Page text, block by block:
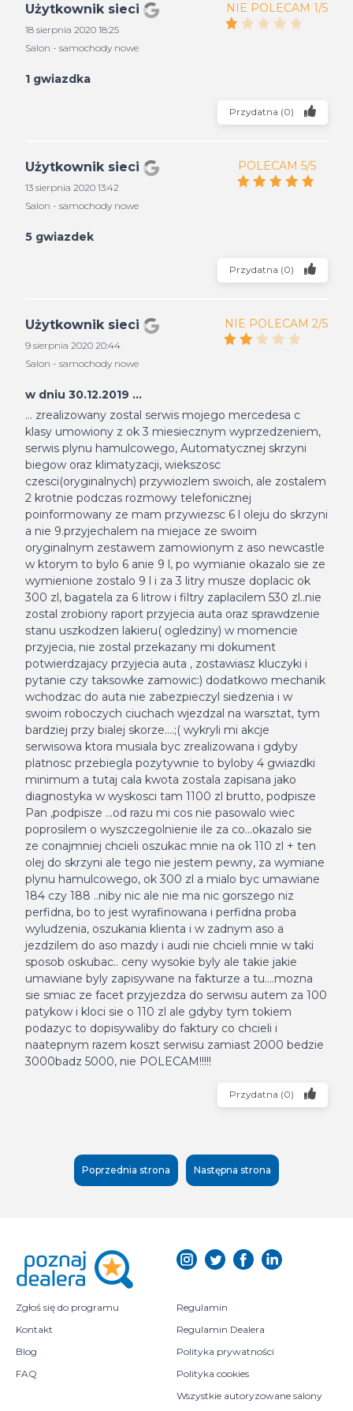
Użytkownik sieci
18 sierpnia 2020 18:25
Salon - samochody nowe
NIE POLECAM 1/5
1 gwiazdka
Przydatna (0)
Użytkownik sieci
13 sierpnia 2020 13:42
Salon - samochody nowe
POLECAM 5/5
5 gwiazdek
Przydatna (0)
Użytkownik sieci
9 sierpnia 2020 20:44
Salon - samochody nowe
NIE POLECAM 2/5
w dniu 30.12.2019 ...
... zrealizowany zostal serwis mojego mercedesa c
klasy umowiony z ok 3 miesiecznym wyprzedzeniem,
serwis plynu hamulcowego, Automatycznej skrzyni
biegow oraz klimatyzacji, wiekszosc
czesci(oryginalnych) przywiozlem swoich, ale zostalem
2 krotnie podczas rozmowy telefonicznej
poinformowany ze mam przywiezsc 6 l oleju do skrzyni
a nie 9.przyjechalem na miejace ze swoim
oryginalnym zestawem zamowionym z aso newcastle
w ktorym to bylo 6 anie 9 l, po wymianie okazalo sie ze
wymienione zostalo 9 l i za 3 litry musze doplacic ok
300 zl, bagatela za 6 litrow i filtry zaplacilem 530 zl..nie
zostal zrobiony raport przyjecia auta oraz sprawdzenie
stanu uszkodzen lakieru( ogledziny) w momencie
przyjecia, nie zostal przekazany mi dokument
potwierdzajacy przyjecia auta , zostawiasz kluczyki i
pytanie czy taksowke zamowic:) dodatkowo mechanik
wchodzac do auta nie zabezpieczyl siedzenia i w
swoim roboczych ciuchach wjezdzal na warsztat, tym
bardziej przy bialej skorze....;( wykryli mi akcje
serwisowa ktora musiala byc zrealizowana i gdyby
platnosc przebiegla pozytywnie to byloby 4 gwiazdki
minimum a tutaj cala kwota zostala zapisana jako
diagnostyka w wyskosci tam 1100 zl brutto, podpisze
Pan ,podpisze ...od razu mi cos nie pasowalo wiec
poprosilem o wyszczegolnienie ile za co...okazalo sie
ze conajmniej chcieli oszukac mnie na ok 110 zl + ten
olej do skrzyni ale tego nie jestem pewny, za wymiane
plynu hamulcowego, ok 300 zl a mialo byc umawiane
184 czy 188 ..niby nic ale nie ma nic gorszego niz
perfidna, bo to jest wyrafinowana i perfidna proba
wyludzenia, oszukania klienta i w zadnym aso a
jezdzilem do aso mazdy i audi nie chcieli mnie w taki
sposob oskubac.. ceny wysokie byly ale takie jakie
umawiane byly zapisywane na fakturze a tu....mozna
sie smiac ze facet przyjezdza do serwisu autem za 100
patykow i kloci sie o 110 zl ale gdyby tym tokiem
podazyc to dopisywaliby do faktury co chcieli i
naatepnym razem koszt serwisu zamiast 2000 bedzie
3000badz 5000, nie POLECAM!!!!!
Przydatna (0)
Poprzednia strona Następna strona
Zgłoś się do programu
Kontakt
Blog
FAQ
Regulamin
Regulamin Dealera
Polityka prywatności
Polityka cookies
Wszystkie autoryzowane salony